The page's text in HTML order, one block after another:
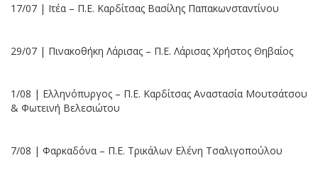
17/07 | Ιτέα – Π.Ε. Καρδίτσας Βασίλης Παπακωνσταντίνου
29/07 | Πινακοθήκη Λάρισας – Π.Ε. Λάρισας Χρήστος Θηβαίος
1/08 | Ελληνόπυργος – Π.Ε. Καρδίτσας Αναστασία Μουτσάτσου
& Φωτεινή Βελεσιώτου
7/08 | Φαρκαδόνα – Π.Ε. Τρικάλων Ελένη Τσαλιγοπούλου